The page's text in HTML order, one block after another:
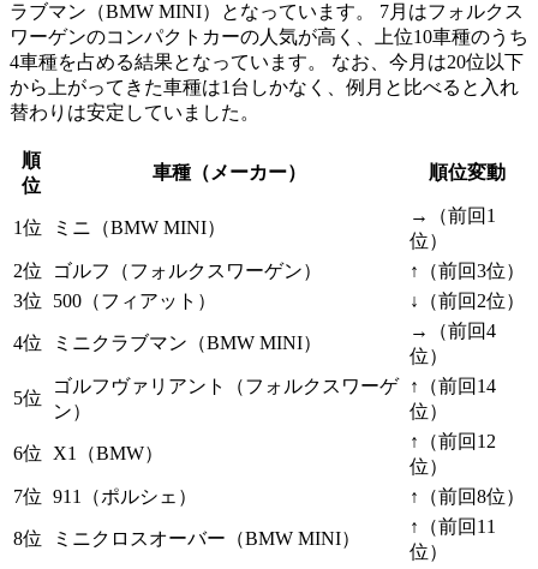
ラブマン（BMW MINI）となっています。 7月はフォルクス
ワーゲンのコンパクトカーの人気が高く、上位10車種のうち
4車種を占める結果となっています。 なお、今月は20位以下
から上がってきた車種は1台しかなく、例月と比べると入れ
替わりは安定していました。
順
位
車種（メーカー） 順位変動
1位 ミニ（BMW MINI）
→（前回1
位）
2位
ゴルフ（フォルクスワーゲン）
↑（前回3位）
3位
500（フィアット） ↓（前回2位）
4位 ミニクラブマン（BMW MINI）
→（前回4
位）
5位
ゴルフヴァリアント（フォルクスワーゲ
ン）
↑（前回14
位）
6位 X1（BMW）
↑（前回12
位）
7位 911（ポルシェ） ↑（前回8位）
8位 ミニクロスオーバー（BMW MINI）
↑（前回11
位）